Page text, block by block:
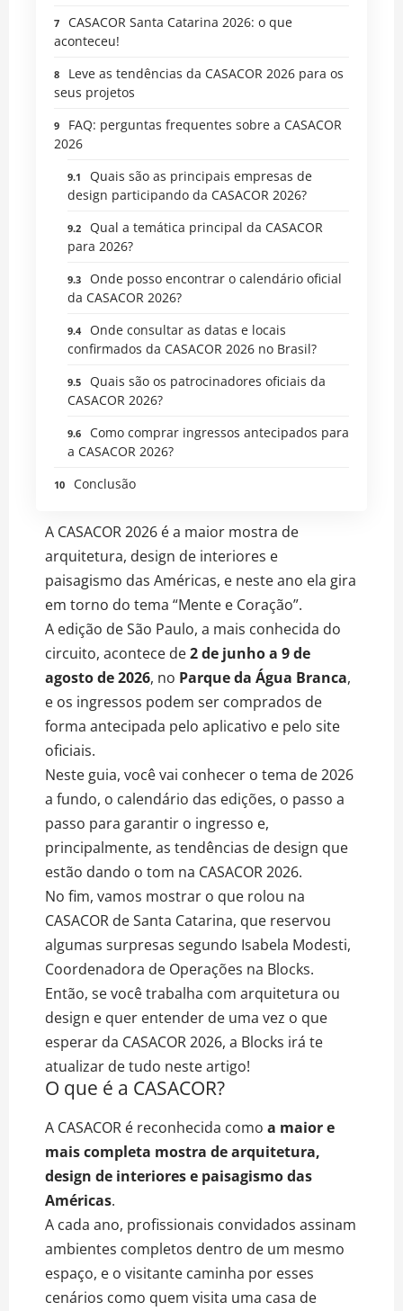
CASACOR Santa Catarina 2026: o que
aconteceu!
Leve as tendências da CASACOR 2026 para os
seus projetos
FAQ: perguntas frequentes sobre a CASACOR
2026
Quais são as principais empresas de
design participando da CASACOR 2026?
Qual a temática principal da CASACOR
para 2026?
Onde posso encontrar o calendário oficial
da CASACOR 2026?
Onde consultar as datas e locais
confirmados da CASACOR 2026 no Brasil?
Quais são os patrocinadores oficiais da
CASACOR 2026?
Como comprar ingressos antecipados para
a CASACOR 2026?
Conclusão
A CASACOR 2026 é a maior mostra de
arquitetura, design de interiores e
paisagismo das Américas, e neste ano ela gira
em torno do tema “Mente e Coração”.
A edição de São Paulo, a mais conhecida do
circuito, acontece de2 de junho a 9 de
agosto de 2026, no Parque da Água Branca,
e os ingressos podem ser comprados de
forma antecipada pelo aplicativo e pelo site
oficiais.
Neste guia, você vai conhecer o tema de 2026
a fundo, o calendário das edições, o passo a
passo para garantir o ingresso e,
principalmente, as tendências de design que
estão dando o tom na CASACOR 2026.
No fim, vamos mostrar o que rolou na
CASACOR de Santa Catarina, que reservou
algumas surpresas segundo Isabela Modesti,
Coordenadora de Operações na Blocks.
Então, se você trabalha com arquitetura ou
design e quer entender de uma vez o que
esperar da CASACOR 2026, a Blocks irá te
atualizar de tudo neste artigo!
O que é a CASACOR?
A CASACOR é reconhecida como a maior e
mais completa mostra de arquitetura,
design de interiores e paisagismo das
Américas.
A cada ano, profissionais convidados assinam
ambientes completos dentro de um mesmo
espaço, e o visitante caminha por esses
cenários como quem visita uma casa de